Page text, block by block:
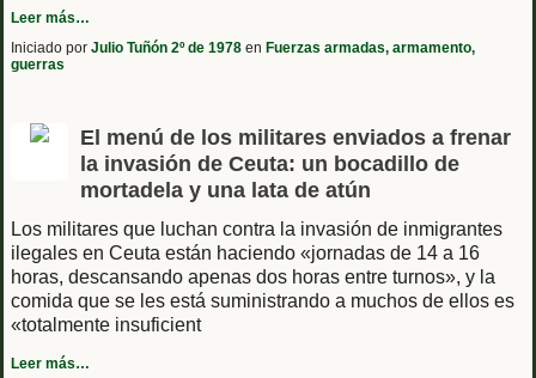
Leer más…
Iniciado por Julio Tuñón 2º de 1978 en Fuerzas armadas, armamento,
guerras
El menú de los militares enviados a frenar
la invasión de Ceuta: un bocadillo de
mortadela y una lata de atún
Los militares que luchan contra la invasión de inmigrantes
ilegales en Ceuta están haciendo «jornadas de 14 a 16
horas, descansando apenas dos horas entre turnos», y la
comida que se les está suministrando a muchos de ellos es
«totalmente insuficient
Leer más…